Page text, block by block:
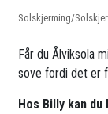
Solskjerming/
Får du Ålviksola
sove fordi det er
Hos Billy kan